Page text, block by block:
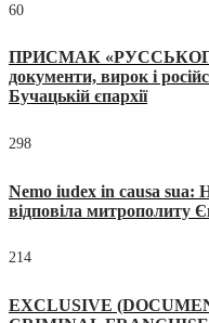
60
ПРИСМАК «РУССЬКОГО
документи, вирок і
Бучацькій єпархії
298
Nemo iudex in causa sua:
відповіла митрополиту
214
EXCLUSIVE